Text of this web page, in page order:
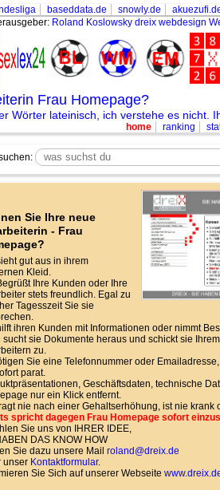
baseddata.de snowly.de
Roland Koslowsky dreix webdesign
Frau Homepage?
Wörter lateinisch, ich verstehe es nicht.
home ranking
Sie Ihre neue
- Frau
gut aus in ihrem
Kleid.
Ihre Kunden oder Ihre
stets freundlich. Egal zu
Tagesszeit Sie sie
ihren Kunden mit Informationen oder nimmt
sucht sie Dokumente heraus und schickt sie
zu.
Sie eine Telefonnummer oder
parat.
Geschäftsdaten, technische
nur ein Klick entfernt.
nie nach einer Gehaltserhöhung, ist nie krank
spricht dagegen Frau Homepage sofort
Sie uns von IHRER IDEE,
DAS KNOW HOW
Sie dazu unsere Mail roland@dreix.de
unser Kontaktformular.
Sie Sich auf unserer Webseite